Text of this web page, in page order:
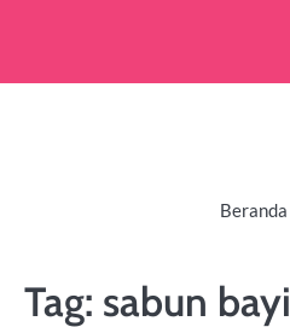
Beranda
Tag: sabun bayi